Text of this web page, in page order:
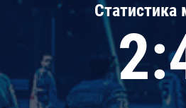
Статистика